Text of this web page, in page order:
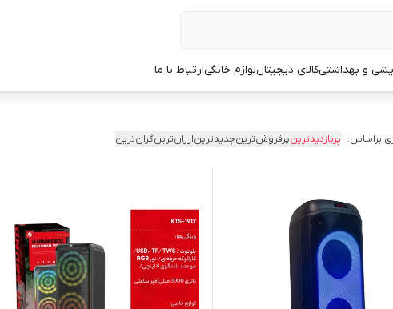
و بهداشتیکالای دیجیتاللوازم خانگیارتباط با ما
براساس: پربازدیدترینپرفروش‌ترینجدیدترینارزان‌ترینگران‌ترین